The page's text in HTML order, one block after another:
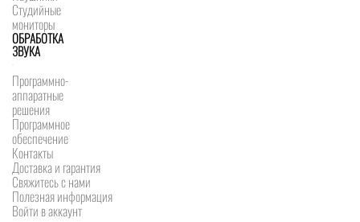
Студийные
мониторы
ОБРАБОТКА
ЗВУКА
Программно-
аппаратные
решения
Программное
обеспечение
Контакты
Доставка и гарантия
Свяжитесь с нами
Полезная информация
Войти в аккаунт